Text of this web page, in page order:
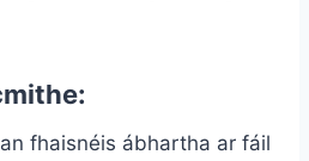
fhaisnéis ábhartha ar fáil